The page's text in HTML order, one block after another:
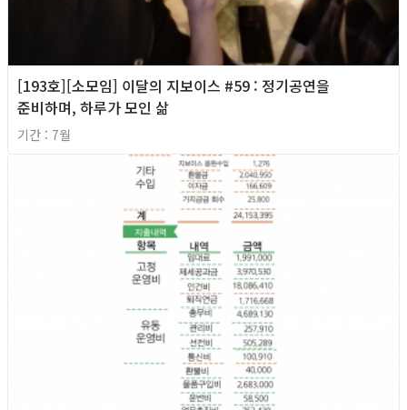
[193호][소모임] 이달의 지보이스 #59 : 정기공연을
준비하며, 하루가 모인 삶
기간 : 7월